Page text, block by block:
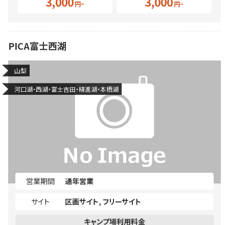
PICA富士西湖
山梨
河口湖・西湖・富士吉田・精進湖・本栖湖
営業期間
通年営業
サイト
区画サイト フリーサイト